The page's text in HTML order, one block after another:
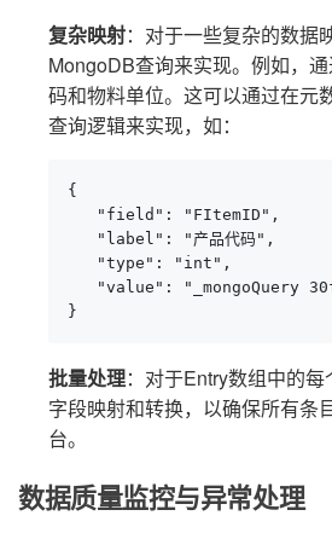
复杂映射：对于一些复杂的数据
MongoDB查询来实现。例如，
码和物料单位。这可以通过在元
查询逻辑来实现，如：
{
   "field": "FItemID",
   "label": "产品代码",
   "type": "int",
"value": "_mongoQuery
}
批量处理：对于Entry数组中的
字段映射和转换，以确保所有条
台。
数据质量监控与异常处理